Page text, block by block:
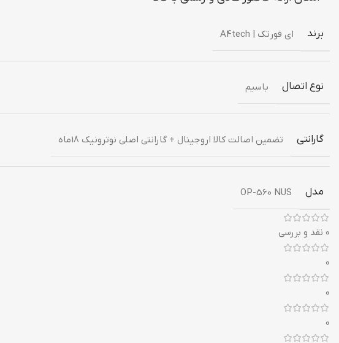
برند ای فورتک | A4tech
نوع اتصال باسیم
گارانتی تضمین اصالت کالا اروجینال + گارانتی اصلی نوترونیک 18ماه
مدل OP-560 NUS
0 نقد و بررسی
0
0
0